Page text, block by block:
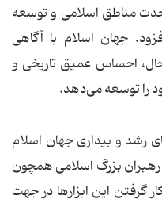
مناطق اسلامی و توسعه
جهان اسلام با آگاهی
احساس عمیق تاریخی و
را توسعه می‌دهد.
رشد و بیداری جهان اسلام
رهبران بزرگ اسلامی همچون
گرفتن این ابزارها در جهت